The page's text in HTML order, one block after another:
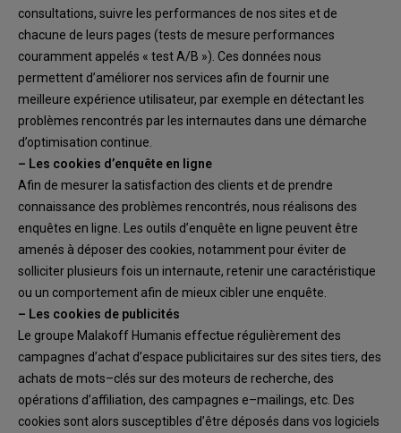
consultations, suivre les performances de nos sites et de
chacune de leurs pages (tests de mesure performances
couramment appelés « test A/B »). Ces données nous
permettent d’améliorer nos services afin de fournir une
meilleure expérience utilisateur, par exemple en détectant les
problèmes rencontrés par les internautes dans une démarche
d’optimisation continue.
– Les cookies d’enquête en ligne
Afin de mesurer la satisfaction des clients et de prendre
connaissance des problèmes rencontrés, nous réalisons des
enquêtes en ligne. Les outils d’enquête en ligne peuvent être
amenés à déposer des cookies, notamment pour éviter de
solliciter plusieurs fois un internaute, retenirune caractéristique
ou un comportement afin de mieux cibler une enquête.
– Les cookies de publicités
Le groupe Malakoff Humanis effectue régulièrement des
campagnes d’achat d’espace publicitaires sur des sites tiers, des
achats de mots–clés sur des moteurs de recherche, des
opérations d’affiliation, des campagnes e–mailings, etc. Des
cookies sont alors susceptibles d’être déposés dans vos logiciels